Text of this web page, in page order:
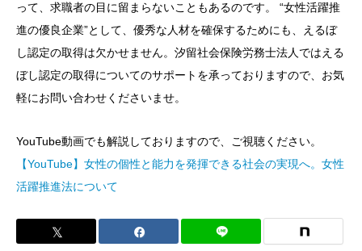
って、求職者の目に留まらないこともあるのです。 “女性活躍推
進の優良企業”として、優秀な人材を確保するためにも、えるぼ
し認定の取得は欠かせません。汐留社会保険労務士法人ではえる
ぼし認定の取得についてのサポートを承っておりますので、お気
軽にお問い合わせくださいませ。
YouTube動画でも解説しておりますので、ご視聴ください。
【YouTube】女性の個性と能力を発揮できる社会の実現へ。女性
活躍推進法について